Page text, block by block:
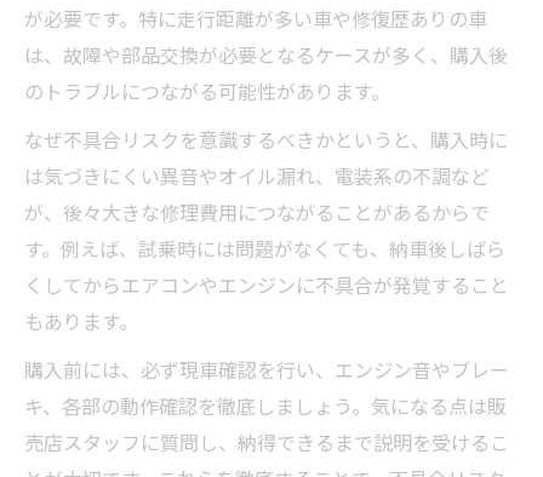
が必要です。特に走行距離が多い車や修復歴ありの車
は、故障や部品交換が必要となるケースが多く、購入後
のトラブルにつながる可能性があります。
なぜ不具合リスクを意識するべきかというと、購入時に
は気づきにくい異音やオイル漏れ、電装系の不調など
が、後々大きな修理費用につながることがあるからで
す。例えば、試乗時には問題がなくても、納車後しばら
くしてからエアコンやエンジンに不具合が発覚すること
もあります。
購入前には、必ず現車確認を行い、エンジン音やブレー
キ、各部の動作確認を徹底しましょう。気になる点は販
売店スタッフに質問し、納得できるまで説明を受けるこ